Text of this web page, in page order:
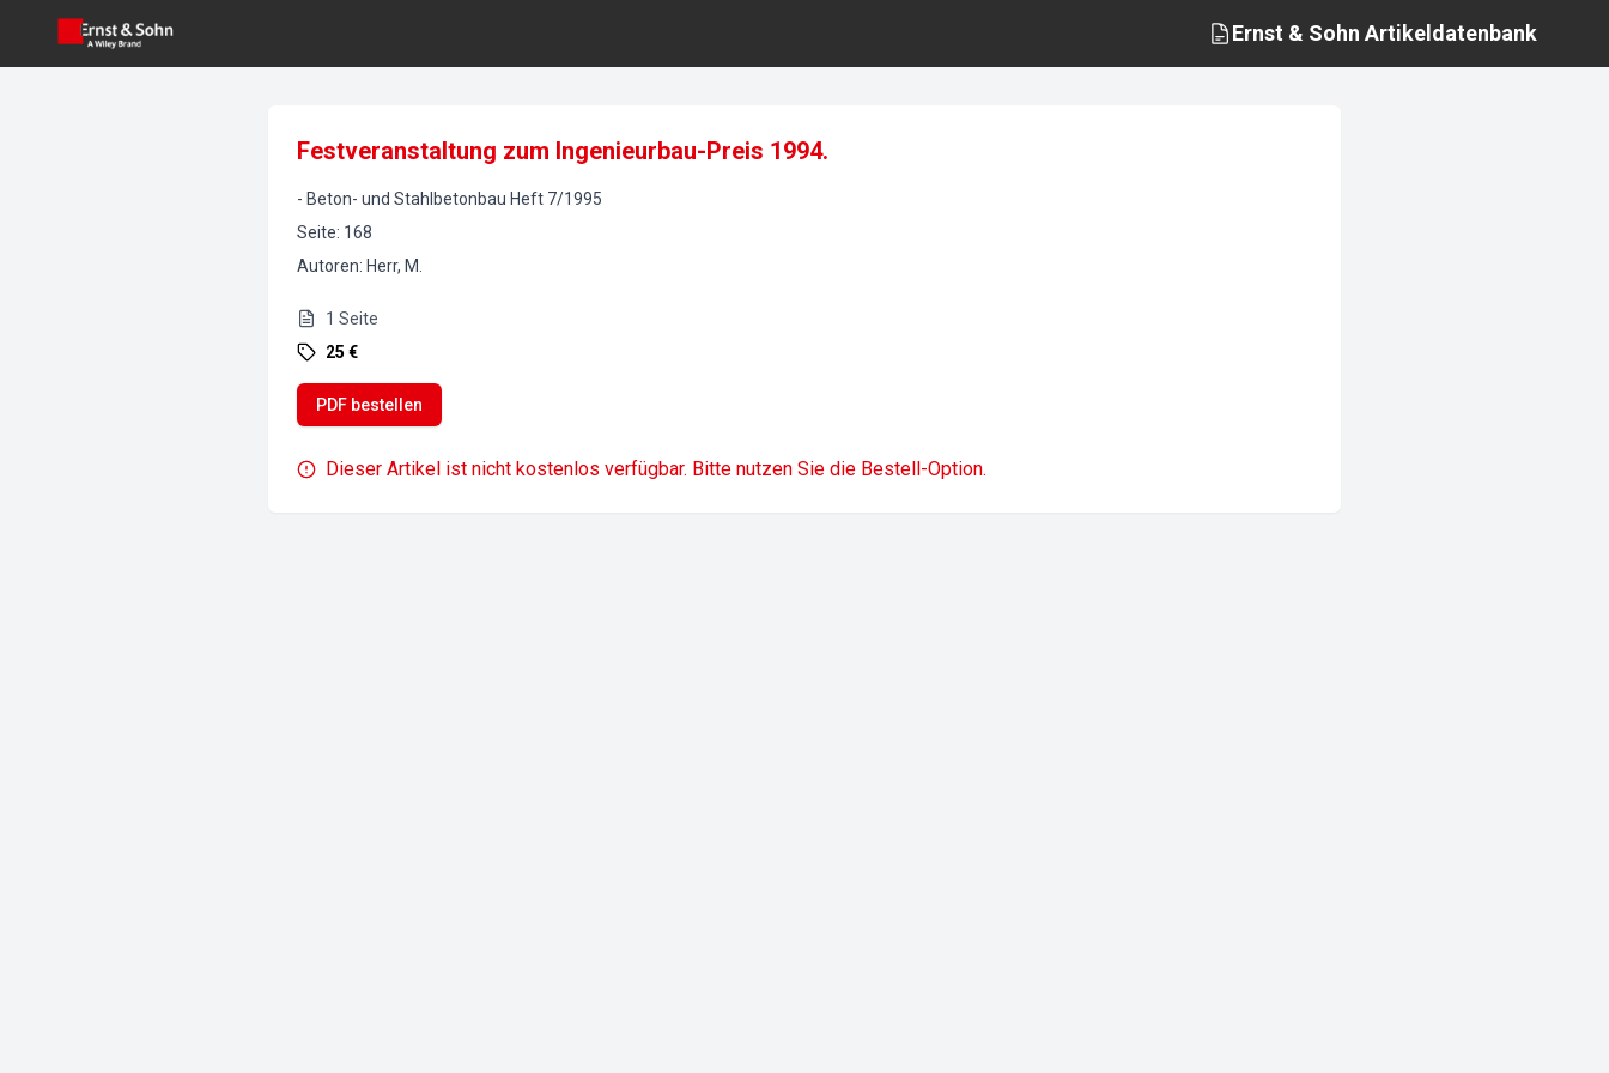
Ernst & Sohn Artikeldatenbank
Festveranstaltung zum Ingenieurbau-Preis 1994.
- Beton- und Stahlbetonbau Heft 7/1995
Seite: 168
Autoren: Herr, M.
1 Seite
25 €
PDF bestellen
Dieser Artikel ist nicht kostenlos verfügbar. Bitte nutzen Sie die Bestell-Option.